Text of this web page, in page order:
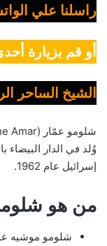
راسلنا علي
أو قم بزيارة
الشيخ الساحر
إسرائيل عام 1962.
من هو
شلومو موشيه